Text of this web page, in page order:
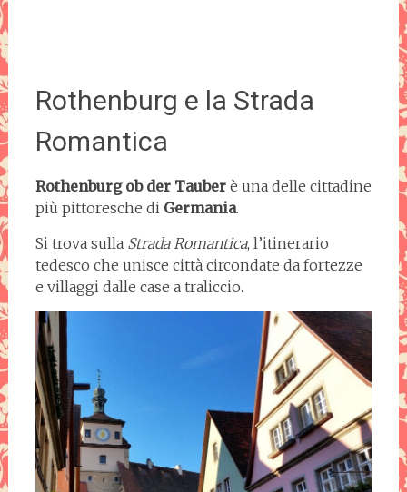
Rothenburg e la Strada
Romantica
Rothenburg ob der Tauber è una delle cittadine
più pittoresche di Germania.
Si trova sulla Strada Romantica, l’itinerario
tedesco che unisce città circondate da fortezze
e villaggi dalle case a traliccio.